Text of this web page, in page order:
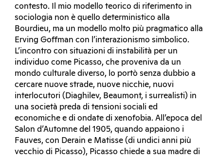
contesto. Il mio modello teorico di riferimento in
sociologia non è quello deterministico alla
Bourdieu, ma un modello molto più pragmatico alla
Erving Goffman con l’interazionismo simbolico.
L’incontro con situazioni di instabilità per un
individuo come Picasso, che proveniva da un
mondo culturale diverso, lo portò senza dubbio a
cercare nuove strade, nuove nicchie, nuovi
interlocutori (Diaghilev, Beaumont, i surrealisti) in
una società preda di tensioni sociali ed
economiche e di ondate di xenofobia. All’epoca del
Salon d’Automne del 1905, quando appaiono i
Fauves, con Derain e Matisse (di undici anni più
vecchio di Picasso), Picasso chiede a sua madre di